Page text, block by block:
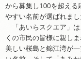
から募集し100を超える
やすい名前が選ばれまし
「あいらスクエア」は
くの市民の皆様に親し
美しい桜島と錦江湾が